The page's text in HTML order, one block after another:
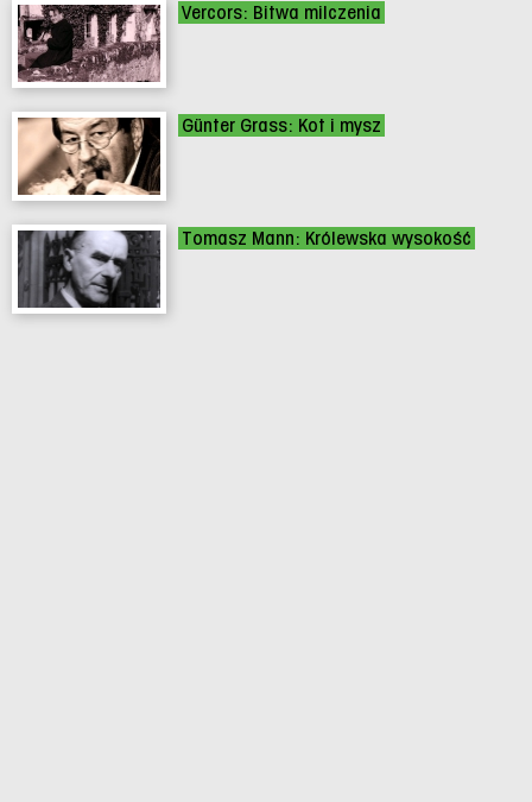
Vercors: Bitwa milczenia
Günter Grass: Kot i mysz
Tomasz Mann: Królewska wysokość